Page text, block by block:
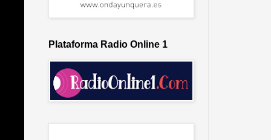
Plataforma Radio Online 1